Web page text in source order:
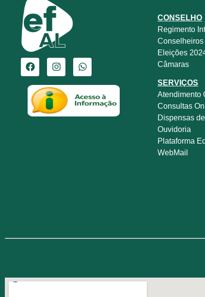
CONSELHO
Regimento
Conselheiros
Eleições
Câmaras
SERVIÇOS
Atendimento
Consultas
Dispensas
Ouvidoria
Plataforma
WebMail